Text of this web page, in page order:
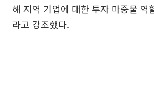
해 지역 기업에 대한 투자 마중물 역
라고 강조했다.